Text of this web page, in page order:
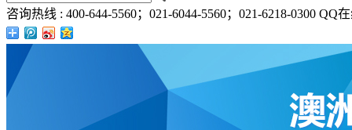
咨询热线 : 400-644-5560；021-6044-5560；021-6218-0300 QQ